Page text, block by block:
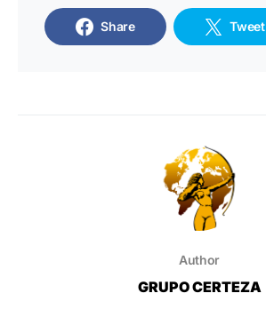
Share Tweet
Author
GRUPO CERTEZA